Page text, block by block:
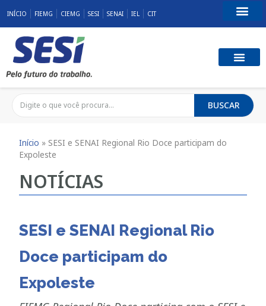
INÍCIO FIEMG CIEMG SESI SENAI IEL CIT
BUSCAR
Início » SESI e SENAI Regional Rio Doce participam do
Expoleste
NOTÍCIAS
SESI e SENAI Regional Rio
Doce participam do
Expoleste